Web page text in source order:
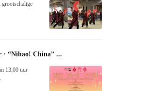
grootschalige
· “Nihao! China” ...
13:00 uur